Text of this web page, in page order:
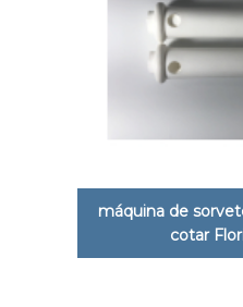
máquina de
cotar